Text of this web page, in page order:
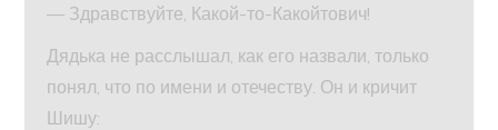
— Здравствуйте, Какой-то-Какойтович!
Дядька не расслышал, как его назвали, только
понял, что по имени и отечеству. Он и кричит
Шишу: